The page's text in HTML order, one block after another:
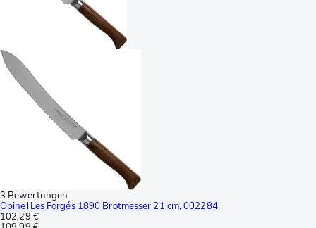
3 Bewertungen
Opinel Les Forgés 1890 Brotmesser 21 cm, 002284
102,29 €